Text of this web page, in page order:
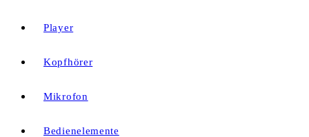
Player
Kopfhörer
Mikrofon
Bedienelemente